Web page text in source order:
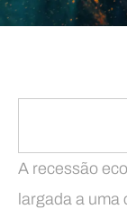
A recessão
largada a